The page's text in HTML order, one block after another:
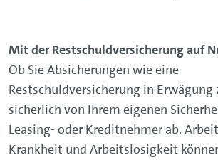
Mit der Restschuldversicherung auf
Ob Sie Absicherungen wie eine
Restschuldversicherung in Erwägung
sicherlich von Ihrem eigenen
Leasing- oder Kreditnehmer ab.
Krankheit und Arbeitslosigkeit